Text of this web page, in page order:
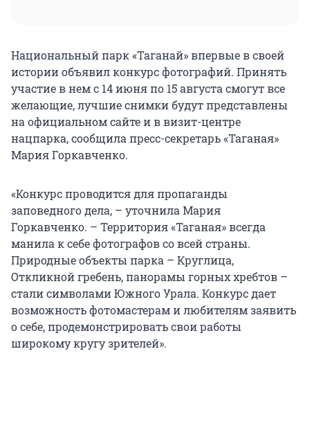
Национальный парк «Таганай» впервые в своей
истории объявил конкурс фотографий. Принять
участие в нем с 14 июня по 15 августа смогут все
желающие, лучшие снимки будут представлены
на официальном сайте и в визит-центре
нацпарка, сообщила пресс-секретарь «Таганая»
Мария Горкавченко.
«Конкурс проводится для пропаганды
заповедного дела, – уточнила Мария
Горкавченко. – Территория «Таганая» всегда
манила к себе фотографов со всей страны.
Природные объекты парка – Круглица,
Откликной гребень, панорамы горных хребтов –
стали символами Южного Урала. Конкурс дает
возможность фотомастерам и любителям заявить
о себе, продемонстрировать свои работы
широкому кругу зрителей».